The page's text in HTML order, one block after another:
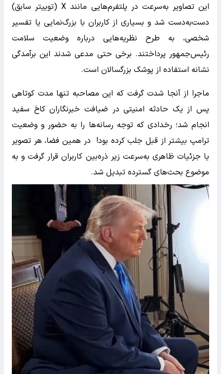
این تصاویر به‌سرعت در پلتفرم‌هایی مانند X (توییتر سابق)
دست‌به‌دست شد و بسیاری از کاربران با بزرگ‌نمایی یا تفسیر
شخصی، به طرح نظریه‌هایی درباره وضعیت سلامت
رئیس‌جمهور پرداختند. برخی حتی مدعی شدند این برآمدگی
نشانه استفاده از پوشک بزرگسالان است.
ماجرا از آنجا شدت گرفت که این مصاحبه تنها مدت کوتاهی
پس از یک حادثه امنیتی در ضیافت خبرنگاران کاخ سفید
انجام شد؛ رخدادی که توجه رسانه‌ها را به حضور و وضعیت
ترامپ بیشتر از قبل جلب کرده بود! در همین فضا، هر تصویر
یا جزئیات ظاهری به‌سرعت زیر ذره‌بین کاربران قرار گرفت و به
موضوع بحث‌های گسترده تبدیل شد.